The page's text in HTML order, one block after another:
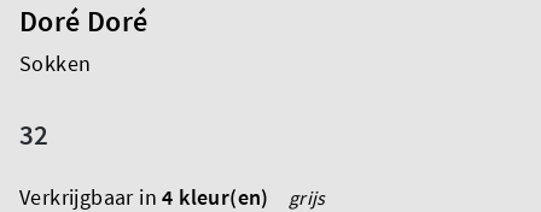
Doré Doré
Sokken
32
Verkrijgbaar in4 kleur(en) grijs